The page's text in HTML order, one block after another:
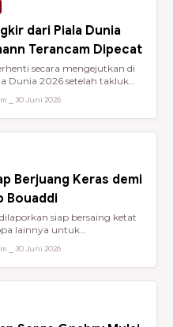
dari Piala Dunia
Terancam Dipecat
secara mengejutkan di
Dunia 2026 setelah takluk
⎯ 30 Juni 2026
Berjuang Keras demi
Bouaddi
siap bersaing ketat
lainnya untuk
⎯ 30 Juni 2026